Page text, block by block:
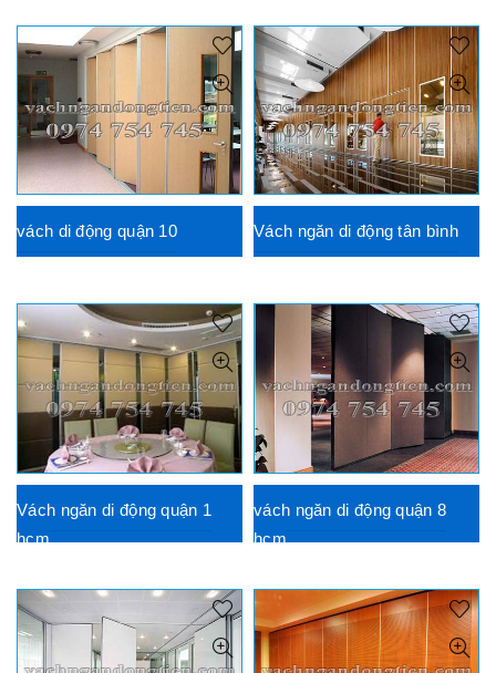
vách di động quận 10 Vách ngăn di động tân bình
Vách ngăn di động quận 1
hcm
vách ngăn di động quận 8
hcm